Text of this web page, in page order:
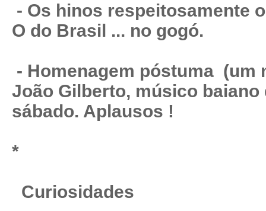
- Os hinos respeitosamente
O do Brasil ... no gogó.
- Homenagem póstuma (um
João Gilberto, músico
sábado. Aplausos !
*
Curiosidades